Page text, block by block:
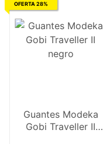
OFERTA 28%
Guantes Modeka
Gobi Traveller II